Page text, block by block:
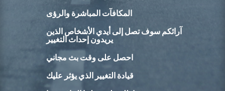
المكافآت المباشرة والرؤى
آرائكم سوف تصل إلى أيدي الأشخاص الذين
يريدون إحداث التغيير
احصل على وقت بث مجاني
قيادة التغيير الذي يؤثر عليك